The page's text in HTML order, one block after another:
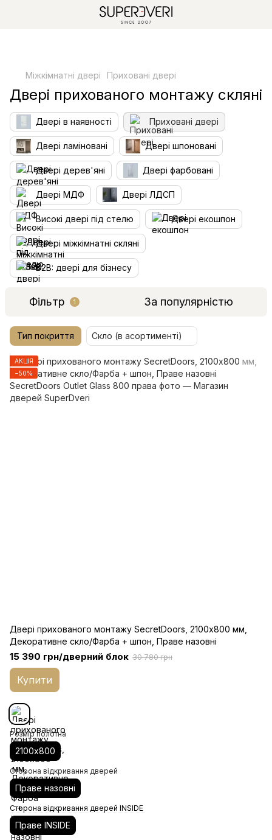
Міжкімнатні двері Приховані двері
Двері прихованого монтажу скляні
Двері в наявності Приховані двері
Двері ламіновані Двері шпоновані
Двері дерев'яні Двері фарбовані
Двері МДФ Двері ЛДСП
Високі двері під стелю Двері екошпон
Двері міжкімнатні скляні
B2B: двері для бізнесу
Фільтр 1 За популярністю
Тип покриття Скло (в асортименті)
АКЦІЯ
−50%
Двері прихованого монтажу SecretDoors, 2100х800 мм,
Декоративне скло/Фарба + шпон, Праве назовні
15 390 грн/дверний блок 30 780 грн
Купити
Розмір полотна
2100х800
Сторона відкривання дверей
Праве назовні
Сторона відкривання дверей INSIDE
Праве INSIDE